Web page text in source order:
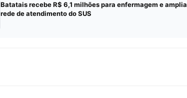
Batatais recebe R$ 6,1 milhões para enfermagem e amplia
rede de atendimento do SUS